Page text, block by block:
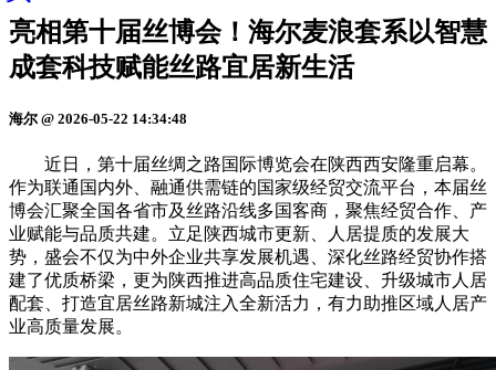
亮相第十届丝博会！海尔麦浪套系以智慧
成套科技赋能丝路宜居新生活
海尔 @ 2026-05-22 14:34:48
近日，第十届丝绸之路国际博览会在陕西西安隆重启幕。
作为联通国内外、融通供需链的国家级经贸交流平台，本届丝
博会汇聚全国各省市及丝路沿线多国客商，聚焦经贸合作、产
业赋能与品质共建。立足陕西城市更新、人居提质的发展大
势，盛会不仅为中外企业共享发展机遇、深化丝路经贸协作搭
建了优质桥梁，更为陕西推进高品质住宅建设、升级城市人居
配套、打造宜居丝路新城注入全新活力，有力助推区域人居产
业高质量发展。